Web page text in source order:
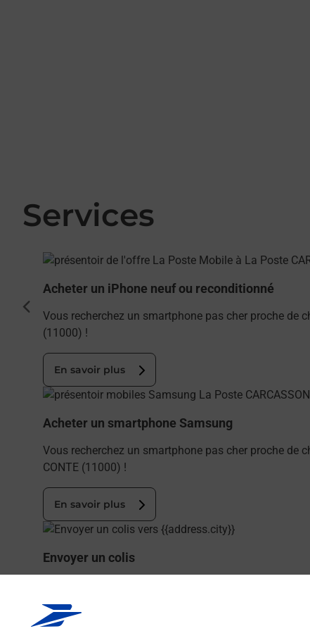
Services
En savoir plus
Acheter un iPhone neuf ou reconditionné
Vous recherchez un smartphone pas cher proche de
(11000) !
En savoir plus
En savoir plus
Acheter un smartphone Samsung
Vous recherchez un smartphone pas cher proche de
CONTE (11000) !
En savoir plus
En savoir plus
Envoyer un colis
En savoir plus